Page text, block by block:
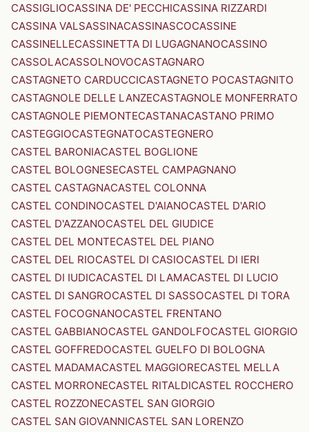
CASSIGLIOCASSINA DE' PECCHICASSINA RIZZARDI
CASSINA VALSASSINACASSINASCOCASSINE
CASSINELLECASSINETTA DI LUGAGNANOCASSINO
CASSOLACASSOLNOVOCASTAGNARO
CASTAGNETO CARDUCCICASTAGNETO POCASTAGNITO
CASTAGNOLE DELLE LANZECASTAGNOLE MONFERRATO
CASTAGNOLE PIEMONTECASTANACASTANO PRIMO
CASTEGGIOCASTEGNATOCASTEGNERO
CASTEL BARONIACASTEL BOGLIONE
CASTEL BOLOGNESECASTEL CAMPAGNANO
CASTEL CASTAGNACASTEL COLONNA
CASTEL CONDINOCASTEL D'AIANOCASTEL D'ARIO
CASTEL D'AZZANOCASTEL DEL GIUDICE
CASTEL DEL MONTECASTEL DEL PIANO
CASTEL DEL RIOCASTEL DI CASIOCASTEL DI IERI
CASTEL DI IUDICACASTEL DI LAMACASTEL DI LUCIO
CASTEL DI SANGROCASTEL DI SASSOCASTEL DI TORA
CASTEL FOCOGNANOCASTEL FRENTANO
CASTEL GABBIANOCASTEL GANDOLFOCASTEL GIORGIO
CASTEL GOFFREDOCASTEL GUELFO DI BOLOGNA
CASTEL MADAMACASTEL MAGGIORECASTEL MELLA
CASTEL MORRONECASTEL RITALDICASTEL ROCCHERO
CASTEL ROZZONECASTEL SAN GIORGIO
CASTEL SAN GIOVANNICASTEL SAN LORENZO